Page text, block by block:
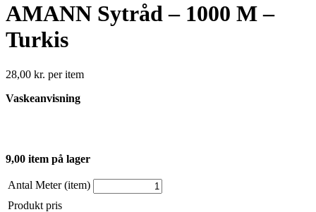
AMANN Sytråd – 1000 M –
Turkis
28,00 kr. per item
Vaskeanvisning
9,00 item på lager
Antal Meter (item)
Produkt pris